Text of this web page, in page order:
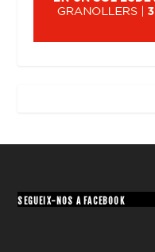
SEGUEIX-NOS A FACEBOOK